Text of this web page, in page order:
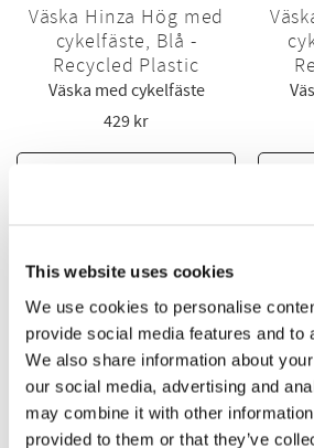
This website uses cookies
We use cookies to personalise
provide social media features and to
We also share information about
our social media, advertising and
may combine it with other
provided to them or that they’ve
Väska Hinza Hög med
cykelfäste, Blå -
Recycled Plastic
Väska med cykelfäste
429 kr